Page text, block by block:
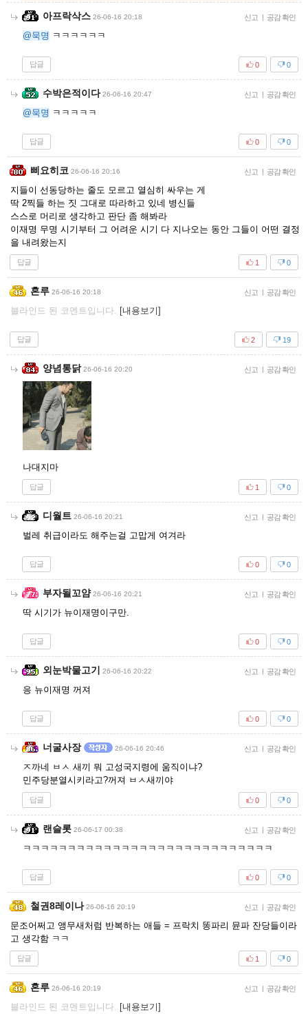
아프락삭스 26-06-16 20:18 신고 공감 확인
@묵명 ㅋㅋㅋㅋㅋㅋ
답글 0
0
수박은적이다 26-06-16 20:47 신고 공감 확인
@묵명 ㅋㅋㅋㅋㅋ
답글 0
0
삐요히코 26-06-16 20:16 신고 공감 확인
지들이 선동당하는 줄도 모르고 열심히 싸우는 게
딱 2찍들 하는 짓 그대로 따라하고 있네 병신들
스스로 머리로 생각하고 판단 좀 해봐라
이재명 무명 시기부터 그 어려운 시기 다 지나오는 동안 그들이 어떤 결정
을 내려왔는지
답글 0
1
혼루 26-06-16 20:18 신고 공감 확인
블라인드 된 코멘트입니다. [내용보기]
답글 19
2
양념통닭 26-06-16 20:20 신고 공감 확인
나대지마
답글 0
1
디월트 26-06-16 20:21 신고 공감 확인
벌레 취급이라도 해주는걸 고맙게 여겨라
답글 0
0
부자될꼬얌 26-06-16 20:21 신고 공감 확인
딱 시기가 뉴이재명이구만.
답글 0
0
외눈박물고기 26-06-16 20:22 신고 공감 확인
응 뉴이재명 꺼져
답글 0
0
너굴사장 26-06-16 20:46 신고 공감 확인
ㅈ까네 ㅂㅅ 새끼 뭐 고성국지령에 움직이냐?
민주당분열시키라고?꺼져 ㅂㅅ새끼야
답글 0
0
랜슬롯 26-06-17 00:38 신고 공감 확인
ㅋㅋㅋㅋㅋㅋㅋㅋㅋㅋㅋㅋㅋㅋㅋㅋㅋㅋㅋㅋㅋㅋㅋㅋㅋㅋㅋㅋ
답글 0
0
철권8레이나 26-06-16 20:19 신고 공감 확인
문조어쩌고 앵무새처럼 반복하는 애들 = 프락치 똥파리 뮨파 잔당들이라
고 생각함 ㅋㅋ
답글 0
1
혼루 26-06-16 20:19 신고 공감 확인
블라인드 된 코멘트입니다. [내용보기]